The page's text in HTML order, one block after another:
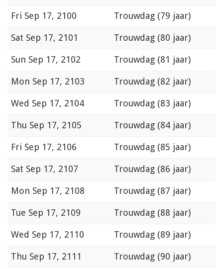
Fri Sep 17, 2100 Trouwdag (79 jaar)
Sat Sep 17, 2101 Trouwdag (80 jaar)
Sun Sep 17, 2102 Trouwdag (81 jaar)
Mon Sep 17, 2103 Trouwdag (82 jaar)
Wed Sep 17, 2104 Trouwdag (83 jaar)
Thu Sep 17, 2105 Trouwdag (84 jaar)
Fri Sep 17, 2106 Trouwdag (85 jaar)
Sat Sep 17, 2107 Trouwdag (86 jaar)
Mon Sep 17, 2108 Trouwdag (87 jaar)
Tue Sep 17, 2109 Trouwdag (88 jaar)
Wed Sep 17, 2110 Trouwdag (89 jaar)
Thu Sep 17, 2111 Trouwdag (90 jaar)